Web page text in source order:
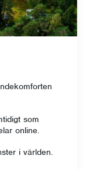
som
online.
i världen.